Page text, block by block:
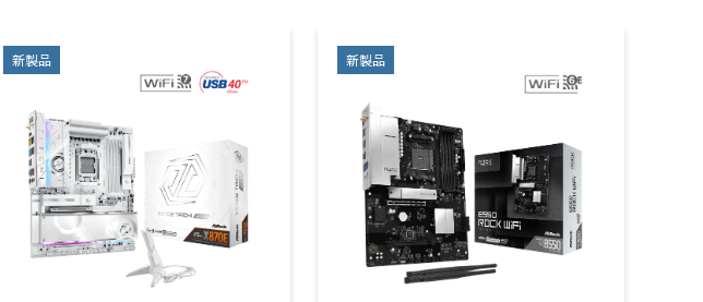
新製品 新製品